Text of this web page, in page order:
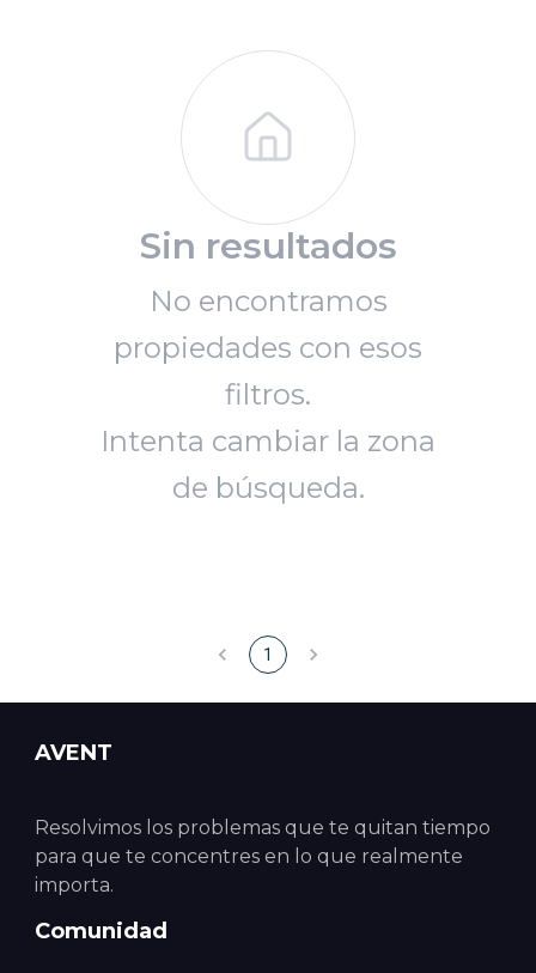
Sin resultados
No encontramos
propiedades con esos
filtros.
Intenta cambiar la zona
de búsqueda.
1
AVENT
Resolvimos los problemas que te quitan tiempo
para que te concentres en lo que realmente
importa.
Comunidad